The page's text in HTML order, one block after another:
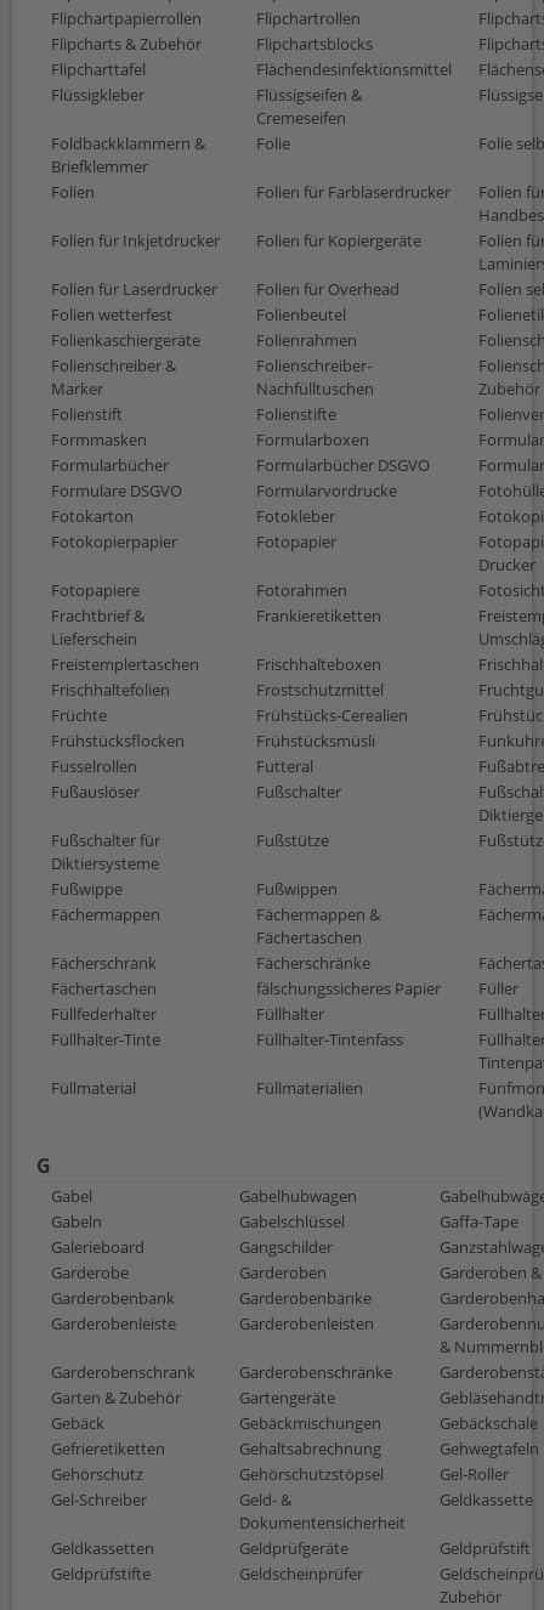
Flipchartpapierrollen
Flipchartrollen
Flipcharts & Zubehör
Flipchartsblocks
Flipcharttafel
Flächendesinfektionsmittel
Flüssigkleber
Flüssigseifen &
Cremeseifen
Foldbackklammern &
Briefklemmer
Folie Folie
Folien Folien für Farblaserdrucker
Folien
Folien für Inkjetdrucker
Folien für Kopiergeräte
Folien
Folien für Laserdrucker
Folien für Overhead
Folien
Folien wetterfest
Folienbeutel
Folienkaschiergeräte
Folienrahmen
Folienschreiber &
Marker
Folienschreiber-
Nachfülltuschen
Zubehör
Folienstift
Folienstifte
Formmasken
Formularboxen
Formularbücher
Formularbücher DSGVO
Formulare DSGVO
Formularvordrucke
Fotokarton
Fotokleber
Fotokopierpapier
Fotopapier
Drucker
Fotopapiere
Fotorahmen
Frachtbrief &
Lieferschein
Frankieretiketten
Freistemplertaschen
Frischhalteboxen
Frischhaltefolien
Frostschutzmittel
Früchte
Frühstücks-Cerealien
Frühstücksflocken
Frühstücksmüsli
Fusselrollen
Futteral
Fußauslöser
Fußschalter
Fußschalter für
Diktiersysteme
Fußstütze
Fußwippe Fußwippen
Fächermappen
Fächermappen &
Fächertaschen
Fächerschrank Fächerschränke
Fächertaschen
fälschungssicheres Papier
Füller
Füllfederhalter
Füllhalter
Füllhalter-Tinte
Füllhalter-Tintenfass
Füllmaterial
Füllmaterialien
G
Gabel Gabelhubwagen
Gabeln
Gabelschlüssel
Gaffa-Tape
Galerieboard
Gangschilder
Garderobe
Garderoben
Garderoben
Garderobenbank
Garderobenbänke
Garderobenleiste
Garderobenleisten
&
Garderobenschrank
Garderobenschränke
Garten & Zubehör
Gartengeräte
Gebäck
Gebäckmischungen
Gebäckschale
Gefrieretiketten
Gehaltsabrechnung
Gehwegtafeln
Gehörschutz
Gehörschutzstöpsel
Gel-Roller
Gel-Schreiber
Geld- &
Dokumentensicherheit
Geldkassette
Geldkassetten Geldprüfgeräte
Geldprüfstift
Geldprüfstifte
Geldscheinprüfer
Zubehör